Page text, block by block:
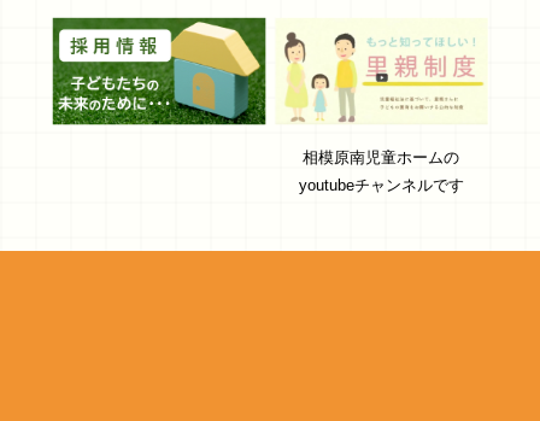
相模原南児童ホームの
youtubeチャンネルです